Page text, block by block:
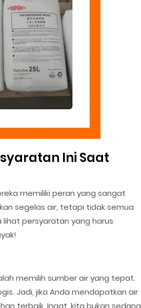
Ini Saat
memiliki peran yang sangat
segelas air, tetapi tidak semua
persyaratan yang harus
memilih sumber air yang tepat.
Jadi, jika Anda mendapatkan air
terbaik. Ingat, kita bukan sedang